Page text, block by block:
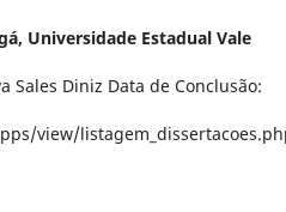
Universidade Estadual Vale
Sales Diniz Data de Conclusão:
view/